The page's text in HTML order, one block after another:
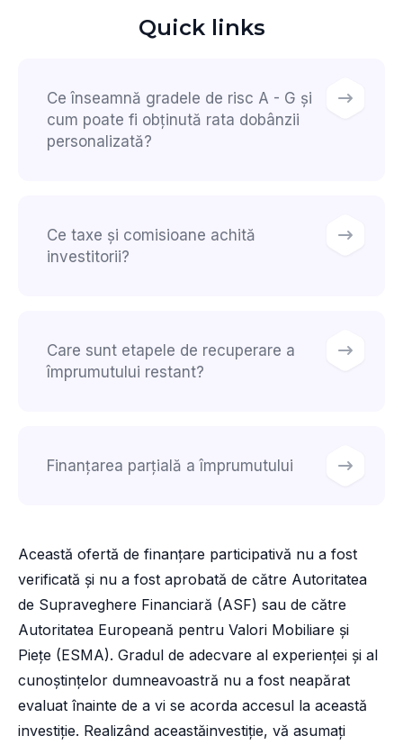
Quick links
Ce înseamnă gradele de risc A - G și
cum poate fi obținută rata dobânzii
personalizată?
Ce taxe și comisioane achită
investitorii?
Care sunt etapele de recuperare a
împrumutului restant?
Finanțarea parțială a împrumutului
Această ofertă de finanțare participativă nu a fost
verificată și nu a fost aprobată de către Autoritatea
de Supraveghere Financiară (ASF) sau de către
Autoritatea Europeană pentru Valori Mobiliare și
Piețe (ESMA). Gradul de adecvare al experienței și al
cunoștințelor dumneavoastră nu a fost neapărat
evaluat înainte de a vi se acorda accesul la această
investiție. Realizând aceastăinvestiție, vă asumați